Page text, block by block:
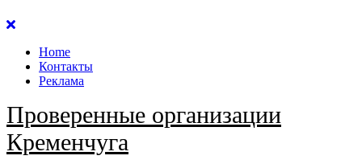
Перейти
содержанию
Home
Контакты
Реклама
Проверенные организации
Кременчуга